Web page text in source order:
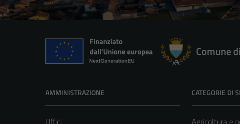
Comune
AMMINISTRAZIONE
Uffici
CATEGORIE DI
Agricoltura e